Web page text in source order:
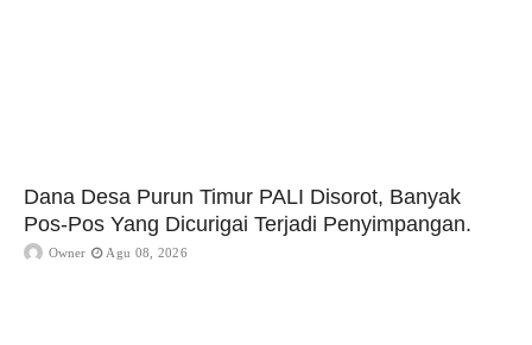
Dana Desa Purun Timur PALI Disorot, Banyak
Pos-Pos Yang Dicurigai Terjadi Penyimpangan.
Owner Agu 08, 2026